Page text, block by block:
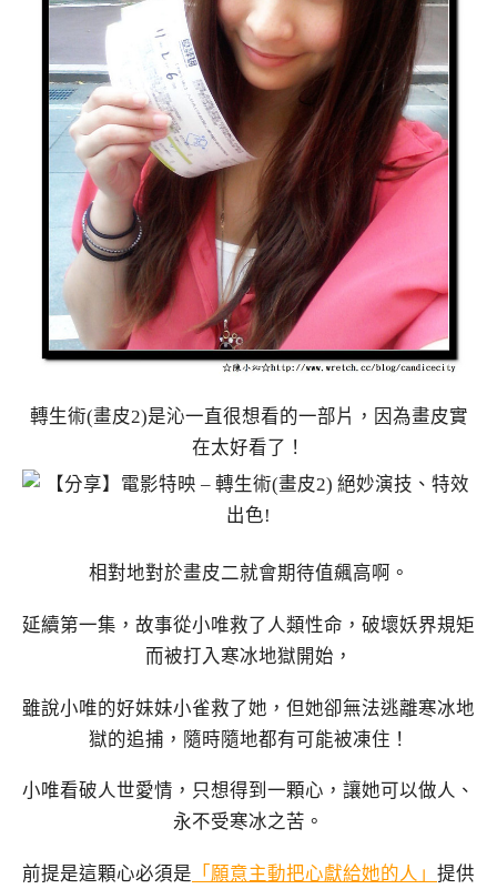
轉生術(畫皮2)是沁一直很想看的一部片，因為畫皮實
在太好看了！
相對地對於畫皮二就會期待值飆高啊。
延續第一集，故事從小唯救了人類性命，破壞妖界規矩
而被打入寒冰地獄開始，
雖說小唯的好妹妹小雀救了她，但她卻無法逃離寒冰地
獄的追捕，隨時隨地都有可能被凍住！
小唯看破人世愛情，只想得到一顆心，讓她可以做人、
永不受寒冰之苦。
前提是這顆心必須是 「願意主動把心獻給她的人」 提供